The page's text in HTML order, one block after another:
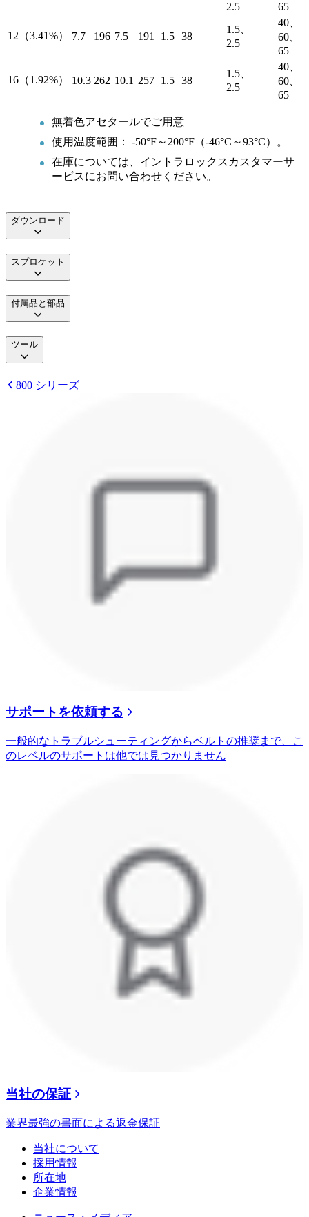
2.5
65
12（3.41%） 7.7 196 7.5 191 1.5 38
1.5、
2.5
40、
60、
65
16（1.92%） 10.3 262 10.1 257 1.5 38
1.5、
2.5
40、
60、
65
無着色アセタールでご用意
使用温度範囲： -50°F～200°F（-46°C～93°C）。
在庫については、イントラロックスカスタマーサ
ービスにお問い合わせください。
ダウンロード
スプロケット
付属品と部品
ツール
800 シリーズ
サポートを依頼する
一般的なトラブルシューティングからベルトの推奨まで、こ
のレベルのサポートは他では見つかりません
当社の保証
業界最強の書面による返金保証
当社について
採用情報
所在地
企業情報